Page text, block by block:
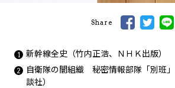
Share
新幹線全史（竹内正浩、ＮＨＫ出版）
自衛隊の闇組織 秘密情報部隊「別班
談社）